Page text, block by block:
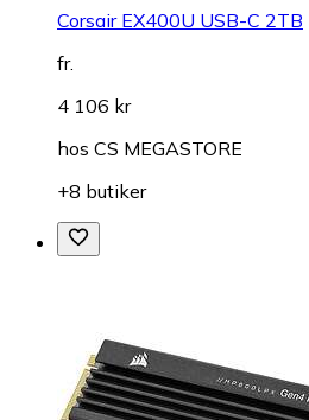
Corsair EX400U USB-C 2TB
fr.
4 106 kr
hos CS MEGASTORE
+8 butiker